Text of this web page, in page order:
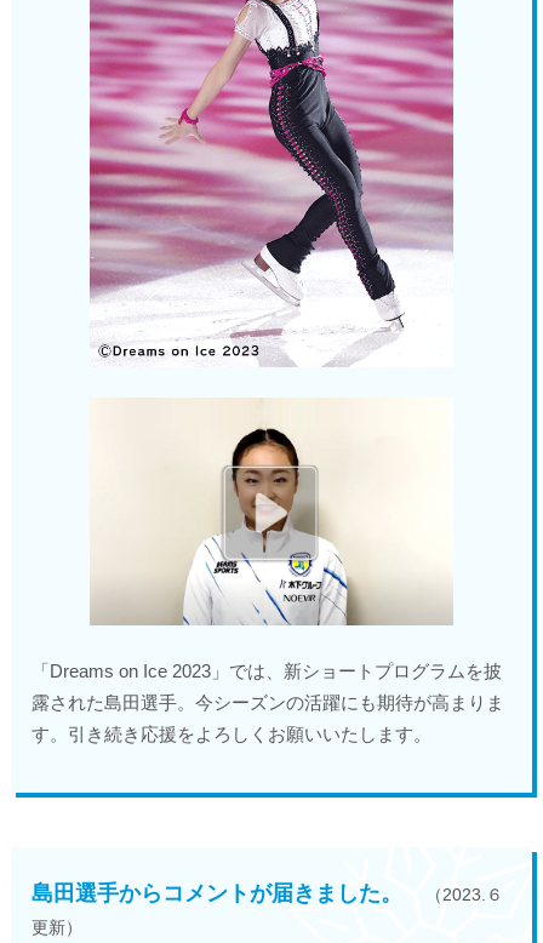
「Dreams on Ice 2023」では、新ショートプログラムを披
露された島田選手。今シーズンの活躍にも期待が高まりま
す。引き続き応援をよろしくお願いいたします。
島田選手からコメントが届きました。
（2023.６
更新）